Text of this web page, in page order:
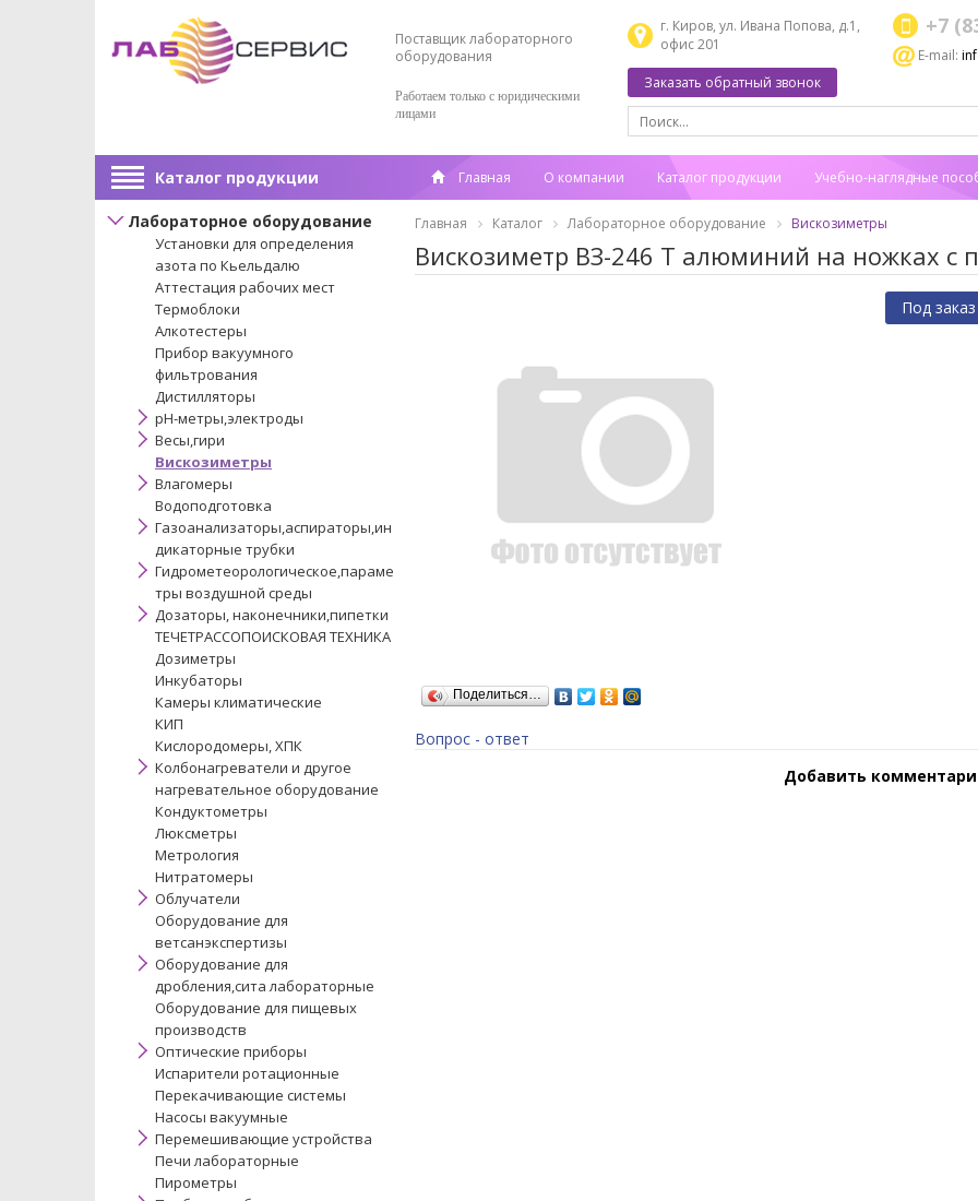
Поставщик лабораторного
оборудования
Работаем только с юридическими
лицами
г. Киров, ул. Ивана Попова, д.1,
офис 201
+7
E-mail:
Заказать обратный звонок
Каталог продукции Главная О компании Каталог продукции Учебно-наглядные
Лабораторное оборудование
Установки для определения
азота по Кьельдалю
Аттестация рабочих мест
Термоблоки
Алкотестеры
Прибор вакуумного
фильтрования
Дистилляторы
pH-метры,электроды
Весы,гири
Вискозиметры
Влагомеры
Водоподготовка
Газоанализаторы,аспираторы,ин
дикаторные трубки
Гидрометеорологическое,параме
тры воздушной среды
Дозаторы, наконечники,пипетки
ТЕЧЕТРАССОПОИСКОВАЯ ТЕХНИКА
Дозиметры
Инкубаторы
Камеры климатические
КИП
Кислородомеры, ХПК
Колбонагреватели и другое
нагревательное оборудование
Кондуктометры
Люксметры
Метрология
Нитратомеры
Облучатели
Оборудование для
ветсанэкспертизы
Оборудование для
дробления,сита лабораторные
Оборудование для пищевых
производств
Оптические приборы
Испарители ротационные
Перекачивающие системы
Насосы вакуумные
Перемешивающие устройства
Печи лабораторные
Пирометры
Главная Каталог Лабораторное оборудование Вискозиметры
Вискозиметр ВЗ-246 Т алюминий на ножках с
Поделиться…
Под заказ
Вопрос - ответ
Добавить